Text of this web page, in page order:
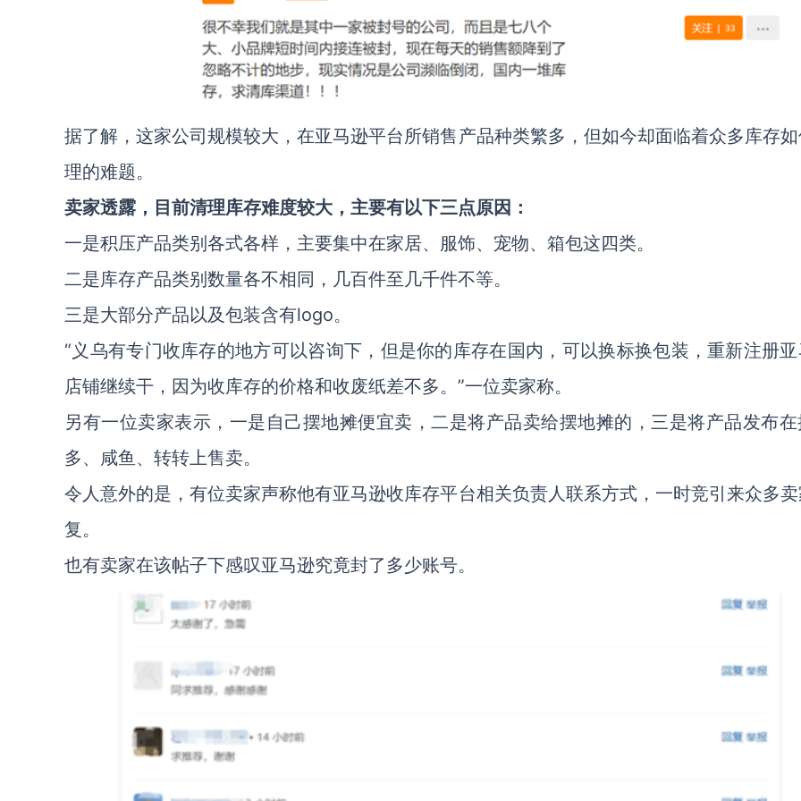
据了解，这家公司规模较大，在亚马逊平台所销售产品种类繁多，但如今却面临着众多库存如
理的难题。
卖家透露，目前清理库存难度较大，主要有以下三点原因：
一是积压产品类别各式各样，主要集中在家居、服饰、宠物、箱包这四类。
二是库存产品类别数量各不相同，几百件至几千件不等。
三是大部分产品以及包装含有logo。
“义乌有专门收库存的地方可以咨询下，但是你的库存在国内，可以换标换包装，重新注册
店铺继续干，因为收库存的价格和收废纸差不多。”一位卖家称。
另有一位卖家表示，一是自己摆地摊便宜卖，二是将产品卖给摆地摊的，三是将产品发布在
多、咸鱼、转转上售卖。
令人意外的是，有位卖家声称他有亚马逊收库存平台相关负责人联系方式，一时竞引来众多卖
复。
也有卖家在该帖子下感叹亚马逊究竟封了多少账号。